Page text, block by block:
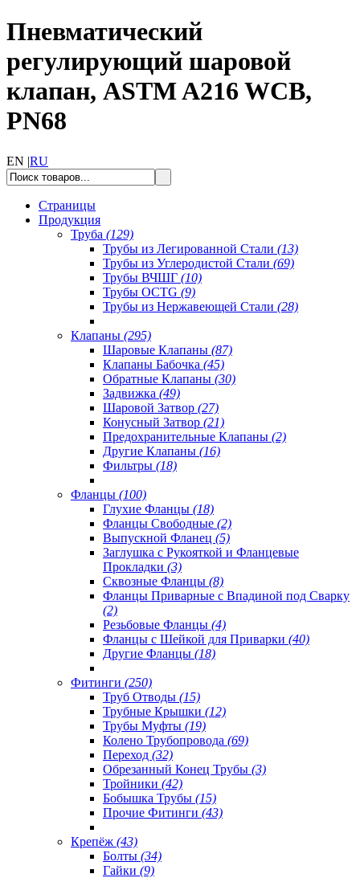
Пневматический
регулирующий шаровой
клапан, ASTM A216 WCB,
PN68
EN |RU
Страницы
Продукция
Труба (129)
Трубы из Легированной Стали (13)
Трубы из Углеродистой Стали (69)
Трубы ВЧШГ (10)
Трубы OCTG (9)
Трубы из Нержавеющей Стали (28)
Клапаны (295)
Шаровые Клапаны (87)
Клапаны Бабочка (45)
Обратные Клапаны (30)
Задвижка (49)
Шаровой Затвор (27)
Конусный Затвор (21)
Предохранительные Клапаны (2)
Другие Клапаны (16)
Фильтры (18)
Фланцы (100)
Глухие Фланцы (18)
Фланцы Свободные (2)
Выпускной Фланец (5)
Заглушка с Рукояткой и Фланцевые
Прокладки (3)
Сквозные Фланцы (8)
Фланцы Приварные с Впадиной под Сварку
(2)
Резьбовые Фланцы (4)
Фланцы с Шейкой для Приварки (40)
Другие Фланцы (18)
Фитинги (250)
Труб Отводы (15)
Трубные Крышки (12)
Трубы Муфты (19)
Колено Трубопровода (69)
Переход (32)
Обрезанный Конец Трубы (3)
Тройники (42)
Бобышка Трубы (15)
Прочие Фитинги (43)
Крепёж (43)
Болты (34)
Гайки (9)